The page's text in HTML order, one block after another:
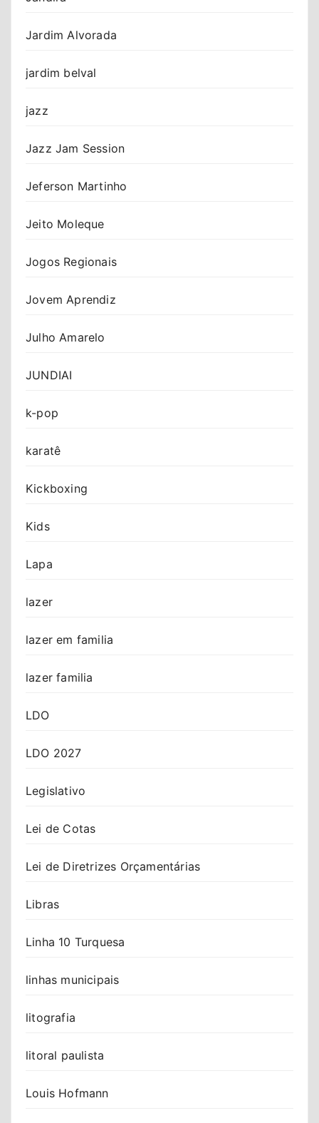
Jardim Alvorada
jardim belval
jazz
Jazz Jam Session
Jeferson Martinho
Jeito Moleque
Jogos Regionais
Jovem Aprendiz
Julho Amarelo
JUNDIAI
k-pop
karatê
Kickboxing
Kids
Lapa
lazer
lazer em familia
lazer familia
LDO
LDO 2027
Legislativo
Lei de Cotas
Lei de Diretrizes Orçamentárias
Libras
Linha 10 Turquesa
linhas municipais
litografia
litoral paulista
Louis Hofmann